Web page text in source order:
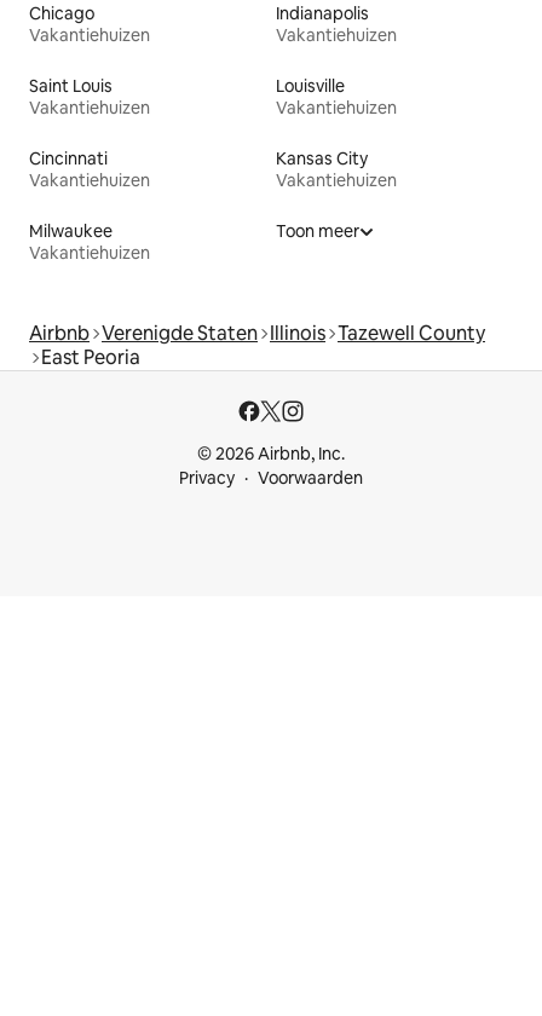
Chicago
Vakantiehuizen
Indianapolis
Vakantiehuizen
Saint Louis
Vakantiehuizen
Louisville
Vakantiehuizen
Cincinnati
Vakantiehuizen
Kansas City
Vakantiehuizen
Milwaukee
Vakantiehuizen
Toon meer
Airbnb Verenigde Staten Illinois Tazewell County
East Peoria
© 2026 Airbnb, Inc.
Privacy
Voorwaarden